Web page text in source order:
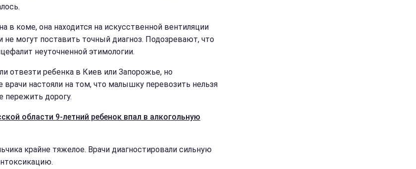
в коме, она находится на искусственной вентиляции
не могут поставить точный диагноз. Подозревают, что
неуточненной этимологии.
отвезти ребенка в Киев или Запорожье, но
врачи настояли на том, что малышку перевозить нельзя
пережить дорогу.
области 9-летний ребенок впал в алкогольную
крайне тяжелое. Врачи диагностировали сильную